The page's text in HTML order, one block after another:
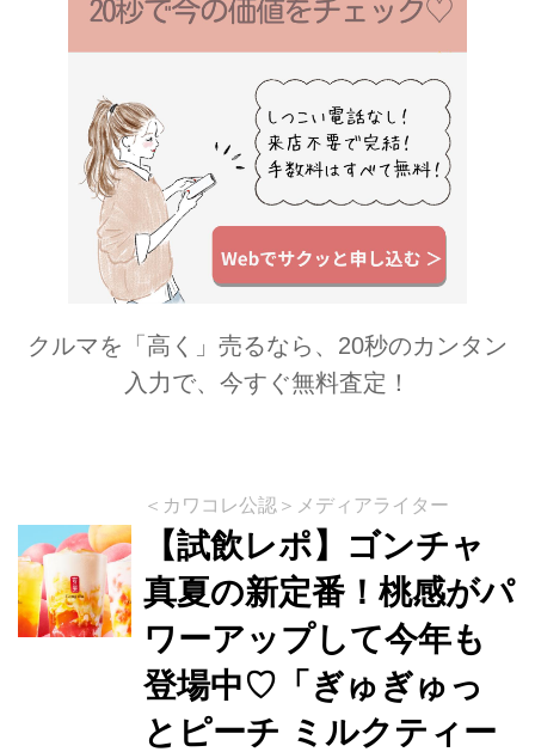
さがぎゅっと詰まったゴンチャ夏の限
定商品。今年はさらに“桃感”をパワー
アップさせて「ピチピチピ...
クルマを「高く」売るなら、20秒のカンタン
入力で、今すぐ無料査定！
＜カワコレ公認＞メディアライター
【試飲レポ】ゴンチャ
真夏の新定番！桃感がパ
ワーアップして今年も
登場中♡「ぎゅぎゅっ
とピーチ ミルクティー